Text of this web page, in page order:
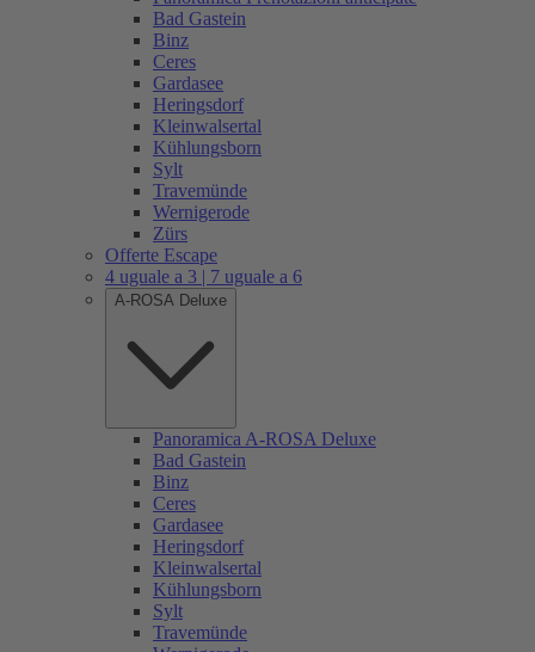
Bad Gastein
Binz
Ceres
Gardasee
Heringsdorf
Kleinwalsertal
Kühlungsborn
Sylt
Travemünde
Wernigerode
Zürs
Offerte Escape
4 uguale a 3 | 7 uguale a 6
A-ROSA Deluxe
Panoramica A-ROSA Deluxe
Bad Gastein
Binz
Ceres
Gardasee
Heringsdorf
Kleinwalsertal
Kühlungsborn
Sylt
Travemünde